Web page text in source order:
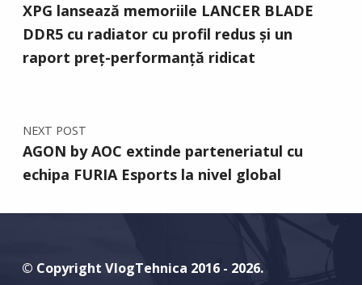
XPG lansează memoriile LANCER BLADE
DDR5 cu radiator cu profil redus și un
raport preț-performanță ridicat
NEXT POST
AGON by AOC extinde parteneriatul cu
echipa FURIA Esports la nivel global
© Copyright VlogTehnica 2016 - 2026.